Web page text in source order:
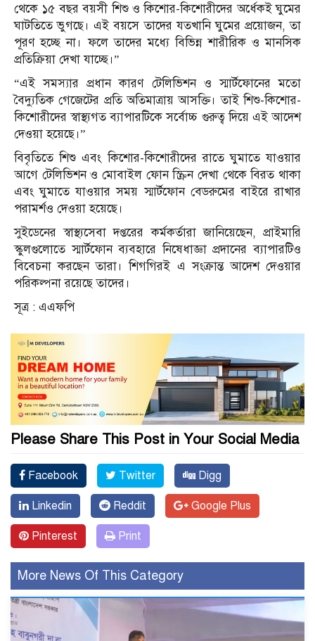
থেকে ১৫ বছর বয়সী শিশু ও কিশোর-কিশোরীদের অর্ধেকই ঘুমের
ঘাটতিতে ভুগছে। এই বয়সে তাদের যতখানি ঘুমের প্রয়োজন, তা
পূরণ হচ্ছে না। ফলে তাদের মধ্যে বিভিন্ন শারীরিক ও মানসিক
প্রতিক্রিয়া দেখা যাচ্ছে।”
“এই সমস্যার প্রধান কারণ টেলিভিশন ও স্মার্টফোনের মতো
বৈদ্যুতিক গেজেটের প্রতি অতিমাত্রায় আসক্তি। তাই শিশু-কিশোর-
কিশোরীদের স্বাস্থ্যগত ব্যাপারটিকে সর্বোচ্চ গুরুত্ব দিয়ে এই আদেশ
দেওয়া হয়েছে।”
বিবৃতিতে শিশু এবং কিশোর-কিশোরীদের রাতে ঘুমাতে যাওয়ার
আগে টেলিভিশন ও মোবাইল ফোন স্ক্রিন দেখা থেকে বিরত থাকা
এবং ঘুমাতে যাওয়ার সময় স্মার্টফোন বেডরুমের বাইরে রাখার
পরামর্শও দেওয়া হয়েছে।
সুইডেনের স্বাস্থ্যসেবা দপ্তরের কর্মকর্তারা জানিয়েছেন, প্রাইমারি
স্কুলগুলোতে স্মার্টফোন ব্যবহারে নিষেধাজ্ঞা প্রদানের ব্যাপারটিও
বিবেচনা করছেন তারা। শিগগিরই এ সংক্রান্ত আদেশ দেওয়ার
পরিকল্পনা রয়েছে তাদের।
সূত্র : এএফপি
Please Share This Post in Your Social Media
Facebook Twitter Digg
Linkedin Reddit Google Plus
Pinterest Print
More News Of This Category